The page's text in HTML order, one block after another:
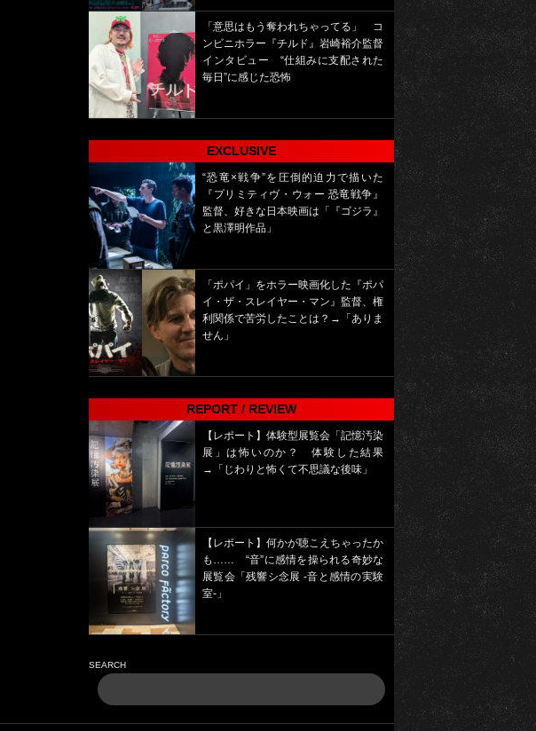
「意思はもう奪われちゃってる」 コ
ンビニホラー『チルド』岩崎裕介監督
インタビュー “仕組みに支配された
毎日”に感じた恐怖
EXCLUSIVE
“恐竜×戦争”を圧倒的迫力で描いた
『プリミティヴ・ウォー 恐竜戦争』
監督、好きな日本映画は「『ゴジラ』
と黒澤明作品」
「ポパイ」をホラー映画化した『ポパ
イ・ザ・スレイヤー・マン』監督、権
利関係で苦労したことは？→「ありま
せん」
REPORT / REVIEW
【レポート】体験型展覧会「記憶汚染
展」は怖いのか？ 体験した結果
→「じわりと怖くて不思議な後味」
【レポート】何かが聴こえちゃったか
も…… “音”に感情を操られる奇妙な
展覧会「残響シ念展 -⾳と感情の実験
室-」
SEARCH